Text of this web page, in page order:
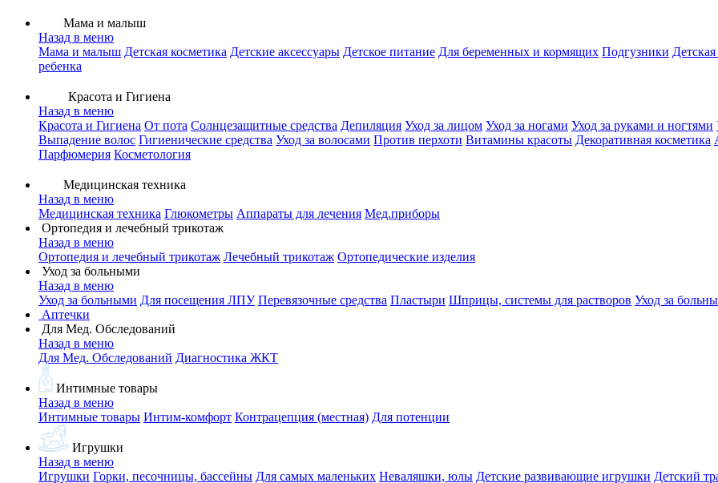
Мама и малыш
Назад в меню
Мама и малыш Детская косметика Детские аксессуары Детское питание Для беременных и кормящих Подгузники
ребенка
Красота и Гигиена
Назад в меню
Красота и Гигиена От пота Солнцезащитные средства Депиляция Уход за лицом Уход за ногами Уход за руками и ногтями
Выпадение волос Гигиенические средства Уход за волосами Против перхоти Витамины красоты Декоративная косметика
Парфюмерия Косметология
Медицинская техника
Назад в меню
Медицинская техника Глюкометры Аппараты для лечения Мед.приборы
Ортопедия и лечебный трикотаж
Назад в меню
Ортопедия и лечебный трикотаж Лечебный трикотаж Ортопедические изделия
Уход за больными
Назад в меню
Уход за больными Для посещения ЛПУ Перевязочные средства Пластыри Шприцы, системы для растворов Уход за
Аптечки
Для Мед. Обследований
Назад в меню
Для Мед. Обследований Диагностика ЖКТ
Интимные товары
Назад в меню
Интимные товары Интим-комфорт Контрацепция (местная) Для потенции
Игрушки
Назад в меню
Игрушки Горки, песочницы, бассейны Для самых маленьких Неваляшки, юлы Детские развивающие игрушки Детский